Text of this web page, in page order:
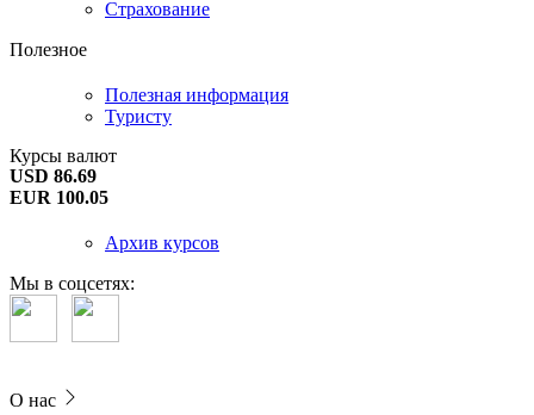
Страхование
Полезное
Полезная информация
Туристу
Курсы валют
USD 86.69
EUR 100.05
Архив курсов
Мы в соцсетях:
О нас